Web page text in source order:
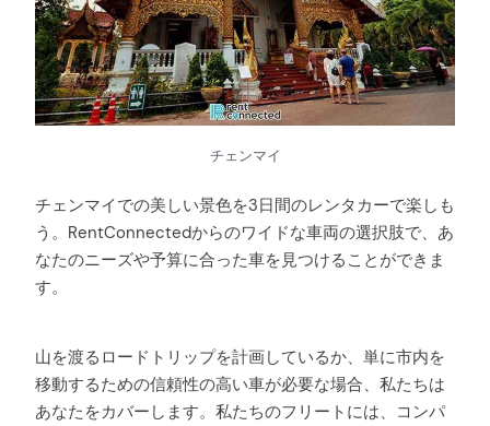
チェンマイ
チェンマイでの美しい景色を3日間のレンタカーで楽しも
う。RentConnectedからのワイドな車両の選択肢で、あ
なたのニーズや予算に合った車を見つけることができま
す。
山を渡るロードトリップを計画しているか、単に市内を
移動するための信頼性の高い車が必要な場合、私たちは
あなたをカバーします。私たちのフリートには、コンパ